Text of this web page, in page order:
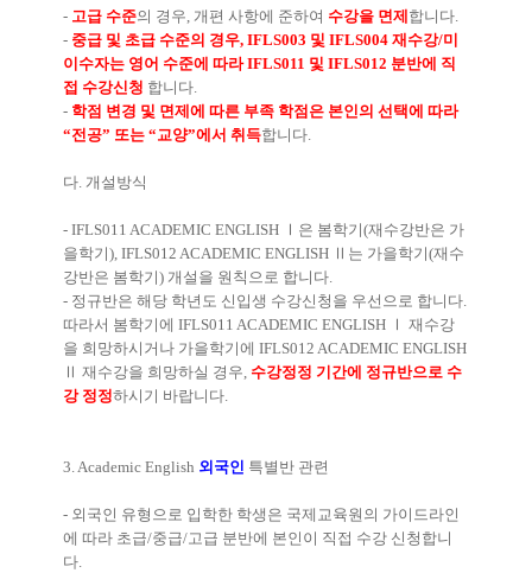
- 고급 수준의 경우, 개편 사항에 준하여 수강을 면제 합니다.
- 중급 및 초급 수준의 경우, IFLS003 및 IFLS004 재수강/미
이수자는 영어 수준에 따라IFLS011 및 IFLS012 분반에 직
접 수강신청 합니다.
- 학점 변경 및 면제에 따른 부족 학점은 본인의 선택에 따라
“전공” 또는 “교양”에서 취득합니다.
다. 개설방식
- IFLS011 ACADEMIC ENGLISH Ⅰ 은 봄학기(재수강반은 가
을학기), IFLS012 ACADEMIC ENGLISH Ⅱ 는 가을학기(재수
강반은 봄학기) 개설을 원칙으로 합니다.
- 정규반은 해당 학년도 신입생 수강신청을 우선으로 합니다.
따라서 봄학기에 IFLS011 ACADEMIC ENGLISH Ⅰ 재수강
을 희망하시거나 가을학기에 IFLS012 ACADEMIC ENGLISH
Ⅱ 재수강을 희망하실 경우, 수강정정 기간에 정규반으로 수
강 정정하시기 바랍니다.
3. Academic English 외국인 특별반 관련
- 외국인 유형으로 입학한 학생은 국제교육원의 가이드라인
에 따라 초급/중급/고급 분반에 본인이 직접 수강 신청합니
다.